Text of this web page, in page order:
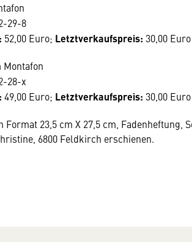
29-8
52,00 Euro; Letztverkaufspreis: 30,00 Euro
Montafon
28-x
49,00 Euro; Letztverkaufspreis: 30,00 Euro
23,5 cm X 27,5 cm, Fadenheftung,
6800 Feldkirch erschienen.